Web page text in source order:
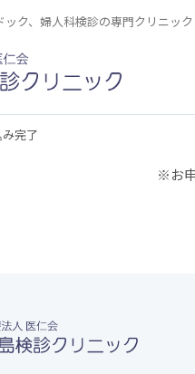
ク、婦人科検診の専門クリニック
完了
※お